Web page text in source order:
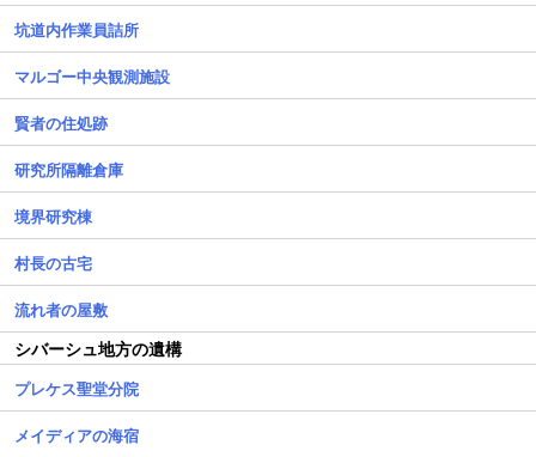
坑道内作業員詰所
マルゴー中央観測施設
賢者の住処跡
研究所隔離倉庫
境界研究棟
村長の古宅
流れ者の屋敷
シバーシュ地方の遺構
プレケス聖堂分院
メイディアの海宿